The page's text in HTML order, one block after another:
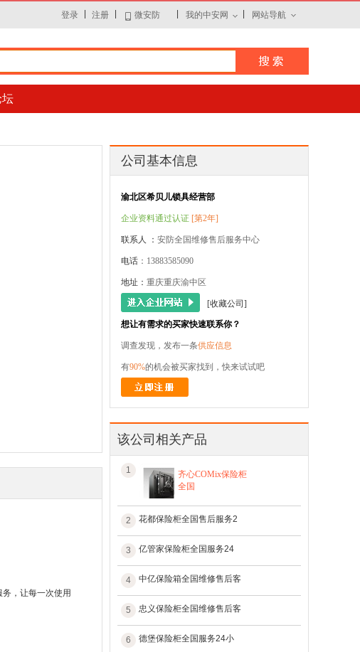
登录 注册 微安防 我的中安网 网站导航
坛
，让每一次使用
公司基本信息
渝北区希贝儿锁具经营部
企业资料通过认证 [第2年]
联系人 ： 安防全国维修售后服务中心
电话 ：13883585090
地址： 重庆重庆渝中区
[收藏公司]
想让有需求的买家快速联系你？
调查发现，发布一条供应信息
有90%的机会被买家找到，快来试试吧
该公司相关产品
1
齐心COMix保险柜
全国
2 花都保险柜全国售后服务2
3 亿管家保险柜全国服务24
4 中亿保险箱全国维修售后客
5 忠义保险柜全国维修售后客
6 德堡保险柜全国服务24小